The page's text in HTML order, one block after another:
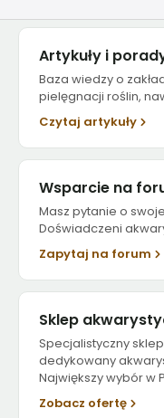
Artykuły i
Baza wiedzy o
pielęgnacji roślin,
Czytaj artykuły
Wsparcie na
Masz pytanie o
Doświadczeni
Zapytaj na forum
Sklep
Specjalistyczny
dedykowany
Największy wybór w
Zobacz ofertę